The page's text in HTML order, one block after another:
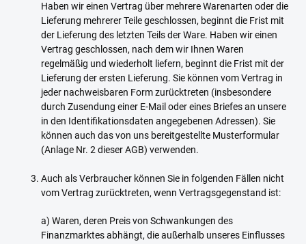
Haben wir einen Vertrag über mehrere Warenarten oder die
Lieferung mehrerer Teile geschlossen, beginnt die Frist mit
der Lieferung des letzten Teils der Ware. Haben wir einen
Vertrag geschlossen, nach dem wir Ihnen Waren
regelmäßig und wiederholt liefern, beginnt die Frist mit der
Lieferung der ersten Lieferung. Sie können vom Vertrag in
jeder nachweisbaren Form zurücktreten (insbesondere
durch Zusendung einer E-Mail oder eines Briefes an unsere
in den Identifikationsdaten angegebenen Adressen). Sie
können auch das von uns bereitgestellte Musterformular
(Anlage Nr. 2 dieser AGB) verwenden.
Auch als Verbraucher können Sie in folgenden Fällen nicht
vom Vertrag zurücktreten, wenn Vertragsgegenstand ist:
a) Waren, deren Preis von Schwankungen des
Finanzmarktes abhängt, die außerhalb unseres Einflusses